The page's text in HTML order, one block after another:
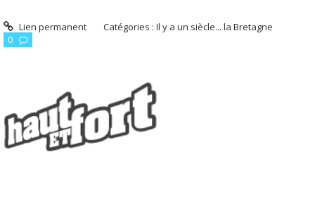
Lien permanent Catégories :Il y a un siècle... la Bretagne
0